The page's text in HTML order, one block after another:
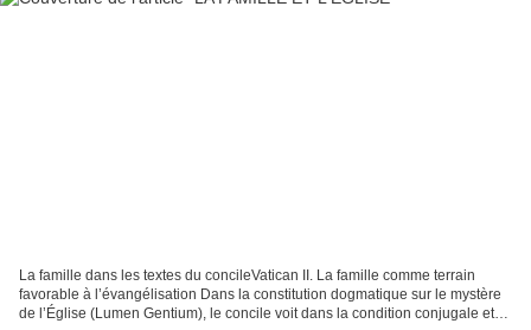
La famille dans les textes du concileVatican II. La famille comme terrain
favorable à l’évangélisation Dans la constitution dogmatique sur le mystère
de l’Église (Lumen Gentium), le concile voit dans la condition conjugale et